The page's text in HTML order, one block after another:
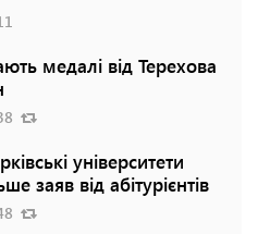
медалі від Терехова
університети
заяв від абітурієнтів